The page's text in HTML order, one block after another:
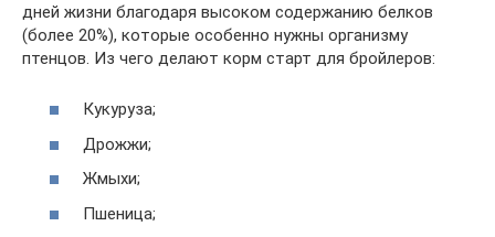
дней жизни благодаря высоком содержанию белков
(более 20%), которые особенно нужны организму
птенцов. Из чего делают корм старт для бройлеров:
Кукуруза;
Дрожжи;
Жмыхи;
Пшеница;